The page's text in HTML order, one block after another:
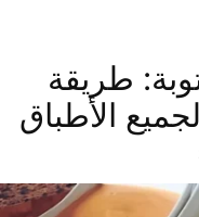
طريقة
الأطباق